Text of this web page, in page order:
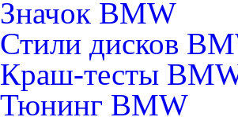
Значок BMW
Стили дисков
Краш-тесты
Тюнинг BMW